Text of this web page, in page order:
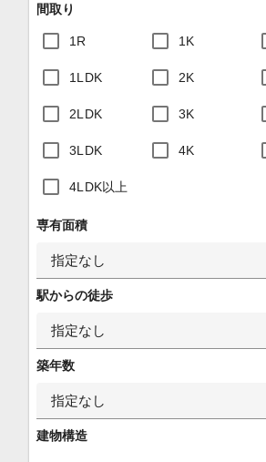
間取り
1R 1K
1LDK 2K
2LDK 3K
3LDK 4K
4LDK以上
専有面積
指定なし
駅からの徒歩
指定なし
築年数
指定なし
建物構造